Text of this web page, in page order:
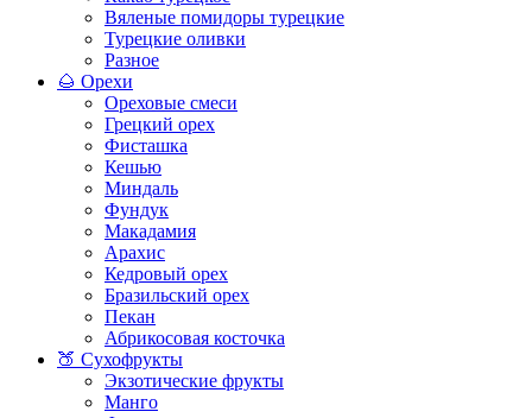
Вяленые помидоры турецкие
Турецкие оливки
Разное
🌰 Орехи
Ореховые смеси
Грецкий орех
Фисташка
Кешью
Миндаль
Фундук
Макадамия
Арахис
Кедровый орех
Бразильский орех
Пекан
Абрикосовая косточка
🍑 Сухофрукты
Экзотические фрукты
Манго